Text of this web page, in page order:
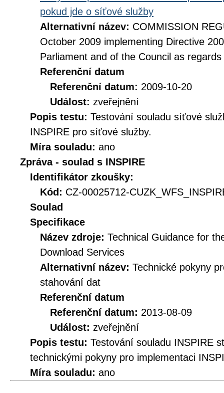
pokud jde o síťové služby
Alternativní název: COMMISSION
October 2009 implementing Directive
Parliament and of the Council as
Referenční datum
Referenční datum: 2009-10-20
Událost: zveřejnění
Popis testu: Testování souladu síťové
INSPIRE pro síťové služby.
Míra souladu: ano
Zpráva - soulad s INSPIRE
Identifikátor zkoušky:
Kód: CZ-00025712-
Soulad
Specifikace
Název zdroje: Technical Guidance for
Download Services
Alternativní název: Technické pokyny
stahování dat
Referenční datum
Referenční datum: 2013-08-09
Událost: zveřejnění
Popis testu: Testování souladu INSPIRE
technickými pokyny pro implementaci
Míra souladu: ano